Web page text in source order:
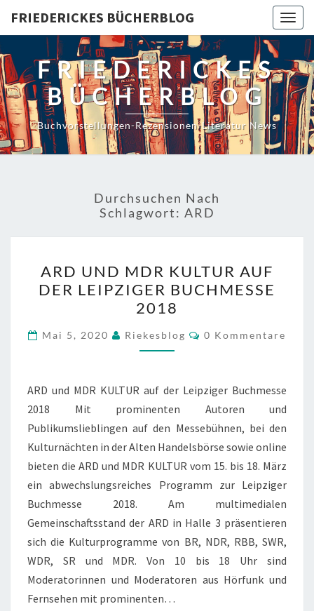
content
FRIEDERICKES BÜCHERBLOG
FRIEDERICKES
BÜCHERBLOG
Buchvorstellungen-Rezensionen-Literatur News
Durchsuchen Nach
Schlagwort: ARD
UND
MDR
KULTUR
AUF
DER
BUCHMESSE
2018
ARD UND MDR KULTUR AUF
DER LEIPZIGER BUCHMESSE
2018
Mai 5, 2020 Riekesblog Kommentare
0 Kommentare
ARD und MDR KULTUR auf der Leipziger Buchmesse
2018 Mit prominenten Autoren und
Publikumslieblingen auf den Messebühnen, bei den
Kulturnächten in der Alten Handelsbörse sowie online
bieten die ARD und MDR KULTUR vom 15. bis 18. März
ein abwechslungsreiches Programm zur Leipziger
Buchmesse 2018. Am multimedialen
Gemeinschaftsstand der ARD in Halle 3 präsentieren
sich die Kulturprogramme von BR, NDR, RBB, SWR,
WDR, SR und MDR. Von 10 bis 18 Uhr sind
Moderatorinnen und Moderatoren aus Hörfunk und
Fernsehen mit prominenten…